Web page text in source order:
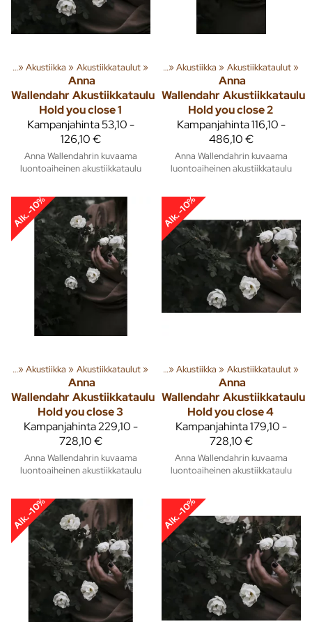
‪»Akustiikka ‪» Akustiikkataulut‪»
Anna
WallendahrAkustiikkataulu
Hold you close 1
Kampanjahinta53,10 -
126,10 €
Anna Wallendahrin kuvaama
luontoaiheinen akustiikkataulu
Tuoteryhmiä ja tuotteita‪»Sisusta‪»Akustiikka ‪» Akustiikkataulut‪»
Anna
WallendahrAkustiikkataulu
Hold you close 2
Kampanjahinta116,10 -
486,10 €
Anna Wallendahrin kuvaama
luontoaiheinen akustiikkataulu
Alk. -10%
‪»Akustiikka ‪» Akustiikkataulut‪»
Anna
WallendahrAkustiikkataulu
Hold you close 3
Kampanjahinta229,10 -
728,10 €
Anna Wallendahrin kuvaama
luontoaiheinen akustiikkataulu
Alk. -10%
Tuoteryhmiä ja tuotteita‪»Sisusta‪»Akustiikka ‪» Akustiikkataulut‪»
Anna
WallendahrAkustiikkataulu
Hold you close 4
Kampanjahinta179,10 -
728,10 €
Anna Wallendahrin kuvaama
luontoaiheinen akustiikkataulu
Alk. -10% Alk. -10%